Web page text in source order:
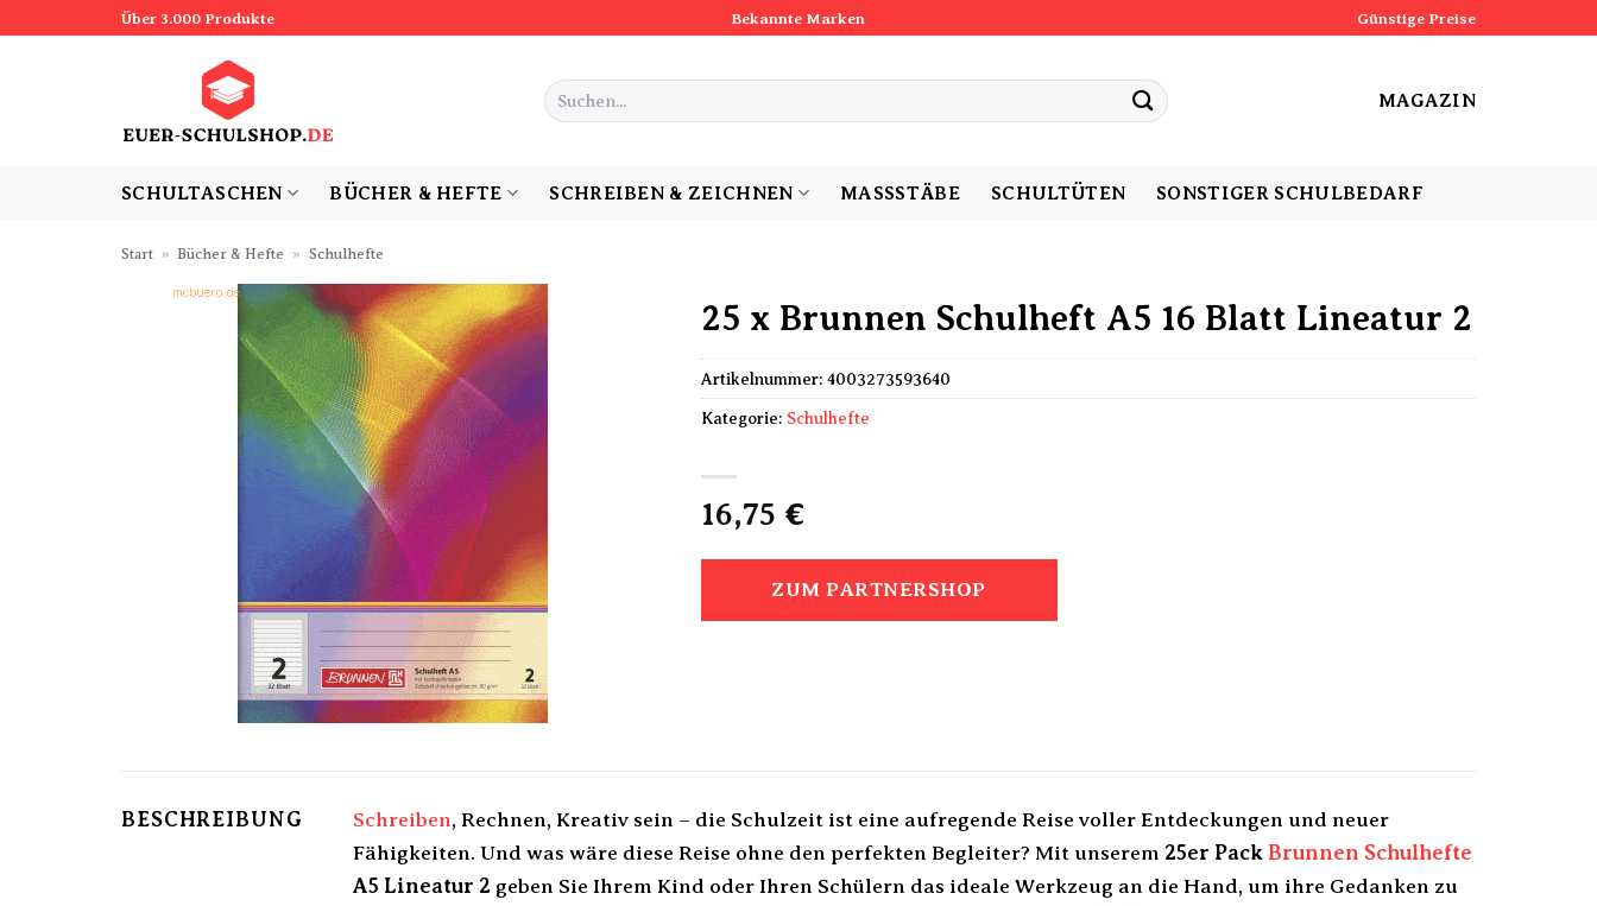
Über 3.000 Produkte Bekannte Marken Günstige Preise
Suchen
nach:
MAGAZIN
SCHULTASCHEN BÜCHER & HEFTE SCHREIBEN & ZEICHNEN MASSSTÄBE SCHULTÜTEN SONSTIGER SCHULBEDARF
Start » Bücher & Hefte » Schulhefte
25 x Brunnen Schulheft A5 16 Blatt Lineatur 2
16,75 €
ZUM PARTNERSHOP
Artikelnummer: 4003273593640
Kategorie: Schulhefte
BESCHREIBUNG Schreiben, Rechnen, Kreativ sein – die Schulzeit ist eine aufregende Reise voller Entdeckungen und neuer
Fähigkeiten. Und was wäre diese Reise ohne den perfekten Begleiter? Mit unserem 25er Pack Brunnen Schulhefte
A5 Lineatur 2 geben Sie Ihrem Kind oder Ihren Schülern das ideale Werkzeug an die Hand, um ihre Gedanken zu